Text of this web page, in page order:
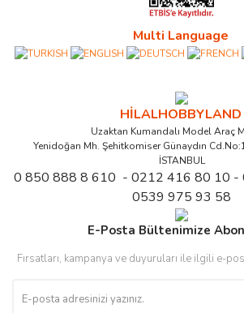
Multi Language
HİLALHOBBYLAND
Uzaktan Kumandalı Model Araç
Yenidoğan Mh. Şehitkomiser Günaydın
İSTANBUL
0 850 888 8 610 - 0212 416 80 10 -
0539 975 93 58
E-Posta Bültenimize
Fırsatları, kampanya ve duyuruları ile ilgili e-